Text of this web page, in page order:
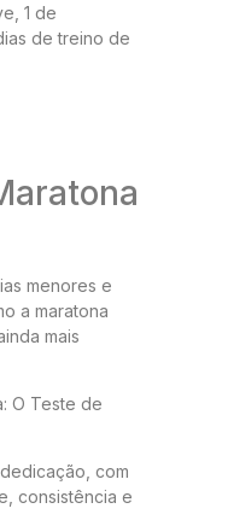
1 de
de treino de
menores e
a maratona
mais
O Teste de
com
consistência e